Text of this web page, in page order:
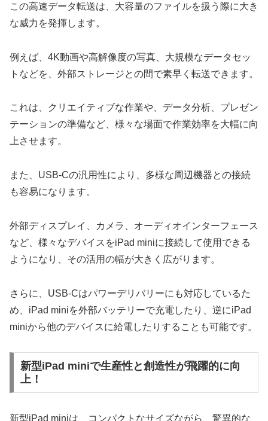
この高速データ転送は、大容量のファイルを扱う際に大き
な威力を発揮します。
例えば、4K動画や高解像度の写真、大規模なデータセッ
トなどを、外部ストレージとの間で素早く転送できます。
これは、クリエイティブな作業や、データ分析、プレゼン
テーションの準備など、様々な場面で作業効率を大幅に向
上させます。
また、USB-Cの汎用性により、多様な周辺機器との接続
も容易になります。
外部ディスプレイ、カメラ、オーディオインターフェース
など、様々なデバイスをiPad miniに接続して使用できる
ようになり、その活用の幅が大きく広がります。
さらに、USB-Cはパワーデリバリーにも対応しているた
め、iPad miniを外部バッテリーで充電したり、逆にiPad
miniから他のデバイスに給電したりすることも可能です。
新型iPad miniで生産性と創造性が飛躍的に向
上！
新型iPad miniは、コンパクトなサイズながら、驚異的な